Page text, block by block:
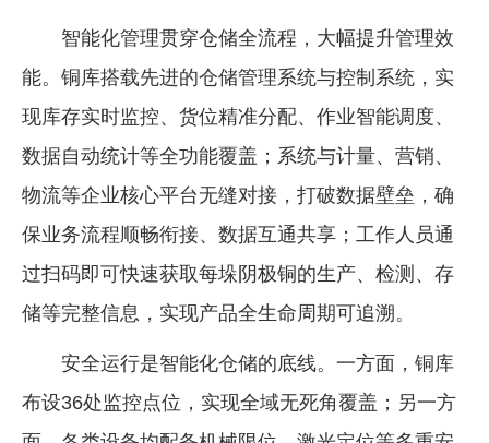
智能化管理贯穿仓储全流程，大幅提升管理效
能。铜库搭载先进的仓储管理系统与控制系统，实
现库存实时监控、货位精准分配、作业智能调度、
数据自动统计等全功能覆盖；系统与计量、营销、
物流等企业核心平台无缝对接，打破数据壁垒，确
保业务流程顺畅衔接、数据互通共享；工作人员通
过扫码即可快速获取每垛阴极铜的生产、检测、存
储等完整信息，实现产品全生命周期可追溯。
安全运行是智能化仓储的底线。一方面，铜库
布设36处监控点位，实现全域无死角覆盖；另一方